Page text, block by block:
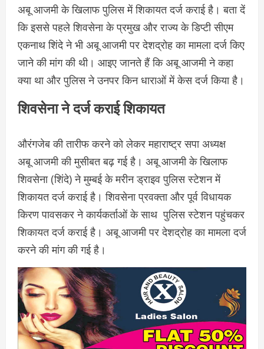
अबू आजमी के खिलाफ पुलिस में शिकायत दर्ज कराई है। बता दें
कि इससे पहले शिवसेना के प्रमुख और राज्य के डिप्टी सीएम
एकनाथ शिंदे ने भी अबू आजमी पर देशद्रोह का मामला दर्ज किए
जाने की मांग की थी। आइए जानते हैं कि अबू आजमी ने कहा
क्या था और पुलिस ने उनपर किन धाराओं में केस दर्ज किया है।
शिवसेना ने दर्ज कराई शिकायत
औरंगजेब की तारीफ करने को लेकर महाराष्ट्र सपा अध्यक्ष
अबू आजमी की मुसीबत बढ़ गई है। अबू आजमी के खिलाफ
शिवसेना (शिंदे) ने मुम्बई के मरीन ड्राइव पुलिस स्टेशन में
शिकायत दर्ज कराई है। शिवसेना प्रवक्ता और पूर्व विधायक
किरण पावसकर ने कार्यकर्ताओं के साथ पुलिस स्टेशन पहुंचकर
शिकायत दर्ज कराई है। अबू आजमी पर देशद्रोह का मामला दर्ज
करने की मांग की गई है।